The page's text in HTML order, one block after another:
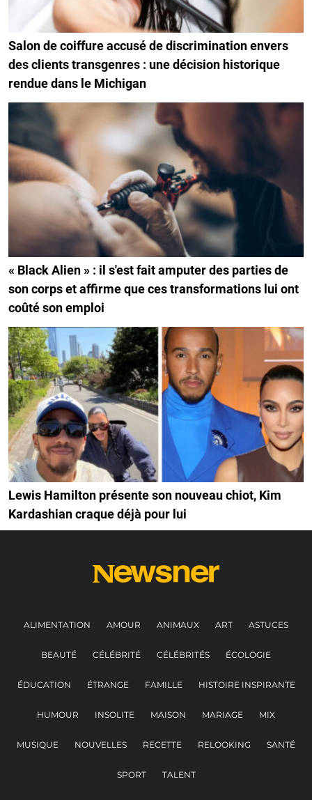
Salon de coiffure accusé de discrimination envers
des clients transgenres : une décision historique
rendue dans le Michigan
« Black Alien » : il s'est fait amputer des parties de
son corps et affirme que ces transformations lui ont
coûté son emploi
Lewis Hamilton présente son nouveau chiot, Kim
Kardashian craque déjà pour lui
ALIMENTATION AMOUR ANIMAUX ART ASTUCES
BEAUTÉ CÉLÉBRITÉ CÉLÉBRITÉS ÉCOLOGIE
ÉDUCATION ÉTRANGE FAMILLE HISTOIRE INSPIRANTE
HUMOUR INSOLITE MAISON MARIAGE MIX
MUSIQUE NOUVELLES RECETTE RELOOKING SANTÉ
SPORT TALENT